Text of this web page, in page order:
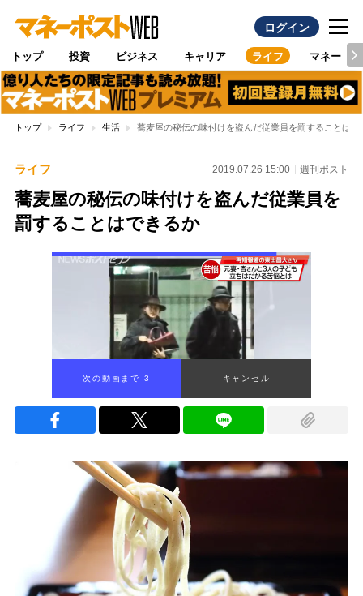
ログイン
トップ 投資 ビジネス キャリア ライフ マネー
トップ ライフ 生活 蕎麦屋の秘伝の味付けを盗んだ従業員を罰することはで
ライフ 2019.07.26 15:00 週刊ポスト
蕎麦屋の秘伝の味付けを盗んだ従業員を
罰することはできるか
次の動画まで 2 キャンセル